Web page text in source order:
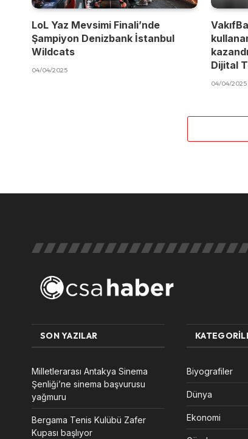
LoL Yaz Mevsimi Finali’nde
Şampiyon Denizbank İstanbul
Wildcats
04/04/2025
Dijital
04/04/2025
SON YAZILAR
Milletlerarası Antakya Sinema
Şenliği’ne sinema başvurusu
yağmuru
Bergama Tenis Kulübü Zafer
Kupası başlıyor
Biyografiler
Dünya
Ekonomi